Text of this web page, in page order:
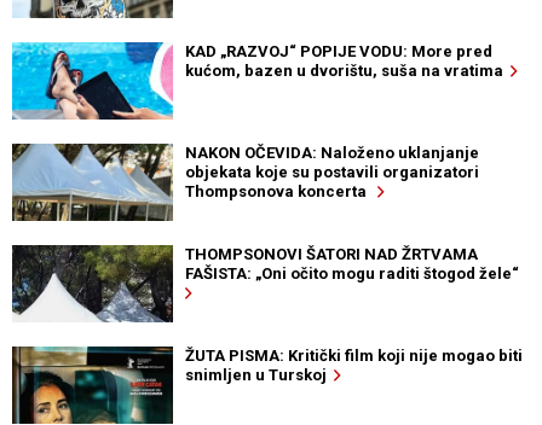
KAD „RAZVOJ“ POPIJE VODU: More pred
kućom, bazen u dvorištu, suša na vratima
NAKON OČEVIDA: Naloženo uklanjanje
objekata koje su postavili organizatori
Thompsonova koncerta
THOMPSONOVI ŠATORI NAD ŽRTVAMA
FAŠISTA: „Oni očito mogu raditi štogod žele“
ŽUTA PISMA: Kritički film koji nije mogao biti
snimljen u Turskoj